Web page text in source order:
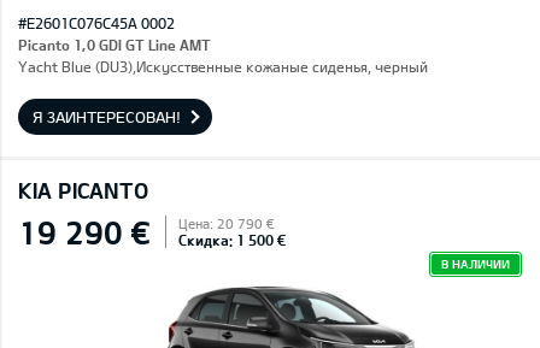
#E2601C076C45A 0002
Picanto 1,0 GDI GT Line AMT
Yacht Blue (DU3),Искусственные кожаные сиденья, черный
Я ЗАИНТЕРЕСОВАН!
KIA PICANTO
19 290 € Цена: 20 790 €
Скидка: 1 500 €
В НАЛИЧИИ